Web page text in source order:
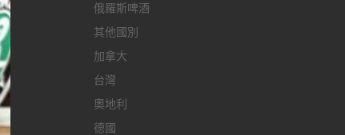
俄羅斯啤酒
其他國別
加拿大
台灣
奧地利
德國